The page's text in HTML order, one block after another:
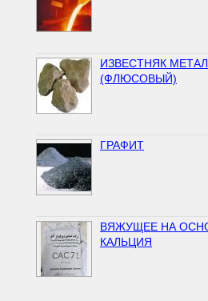
ИЗВЕСТНЯК
(ФЛЮСОВЫЙ)
ГРАФИТ
ВЯЖУЩЕЕ НА
КАЛЬЦИЯ